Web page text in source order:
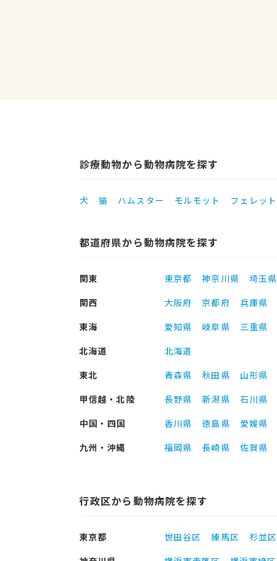
診療動物から動物病院を探す
犬 猫 ハムスター モルモット フェレット
都道府県から動物病院を探す
関東 東京都 神奈川県 埼玉県
関西
大阪府 京都府 兵庫県
東海
愛知県 岐阜県 三重県
北海道
北海道
東北
青森県 秋田県 山形県
甲信越・北陸
長野県 新潟県 石川県
中国・四国
香川県 徳島県 愛媛県
九州・沖縄
福岡県 長崎県 佐賀県
行政区から動物病院を探す
東京都 世田谷区 練馬区 杉並区